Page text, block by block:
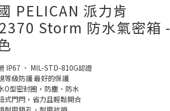
PELICAN 派力肯
Storm 防水氣密箱 -
IP67 、 MIL-STD-810G認證
等級防護 最好的保護
O型密封圈，防塵、防水
式門閂，省力且輕鬆開合